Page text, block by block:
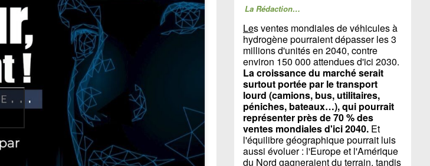
La Rédaction…
Les ventes mondiales de véhicules à
hydrogène pourraient dépasser les 3
millions d'unités en 2040, contre
environ 150 000 attendues d'ici 2030.
La croissance du marché serait
surtout portée par le transport
lourd (camions, bus, utilitaires,
péniches, bateaux…), qui pourrait
représenter près de 70 % des
ventes mondiales d'ici 2040. Et
l'équilibre géographique pourrait luis
aussi évoluer : l'Europe et l'Amérique
du Nord gagneraient du terrain, tandis